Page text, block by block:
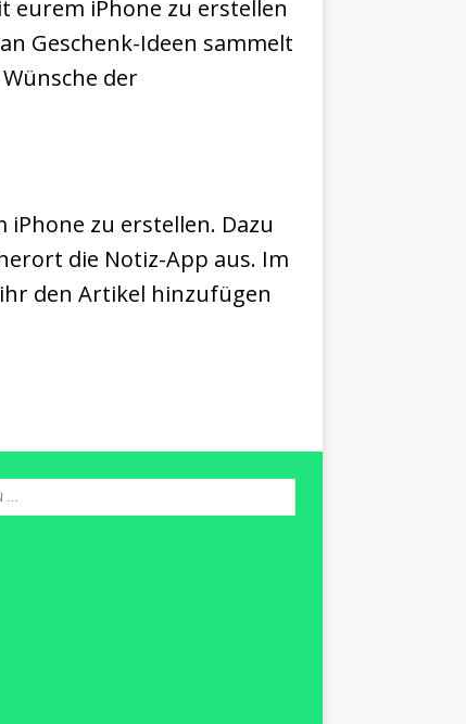
eurem iPhone zu erstellen
Geschenk-Ideen sammelt
der
zu erstellen. Dazu
die Notiz-App aus. Im
den Artikel hinzufügen